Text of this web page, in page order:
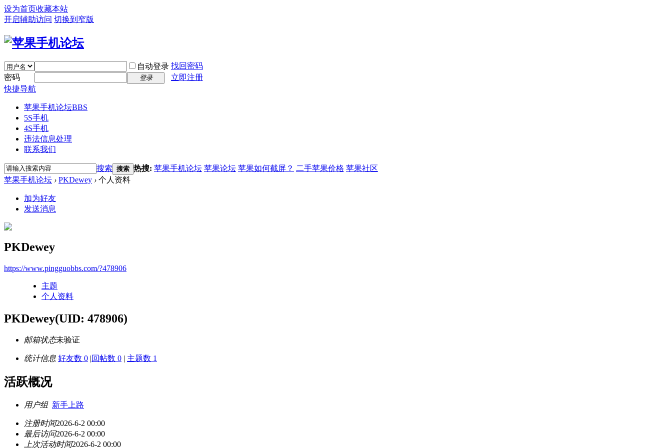
设为首页收藏本站
开启辅助访问 切换到窄版
自动登录 找回密码
密码
登录
立即注册
快捷导航
苹果手机论坛BBS
5S手机
4S手机
违法信息处理
联系我们
搜索 搜索 热搜: 苹果手机论坛 苹果论坛 苹果如何截屏？ 二手苹果价格 苹果社区
苹果手机论坛 › PKDewey › 个人资料
加为好友
发送消息
PKDewey
https://www.pingguobbs.com/?478906
主题
个人资料
PKDewey(UID: 478906)
邮箱状态未验证
统计信息 好友数 0 |回帖数 0 | 主题数 1
活跃概况
用户组 新手上路
注册时间2026-6-2 00:00
最后访问2026-6-2 00:00
上次活动时间2026-6-2 00:00